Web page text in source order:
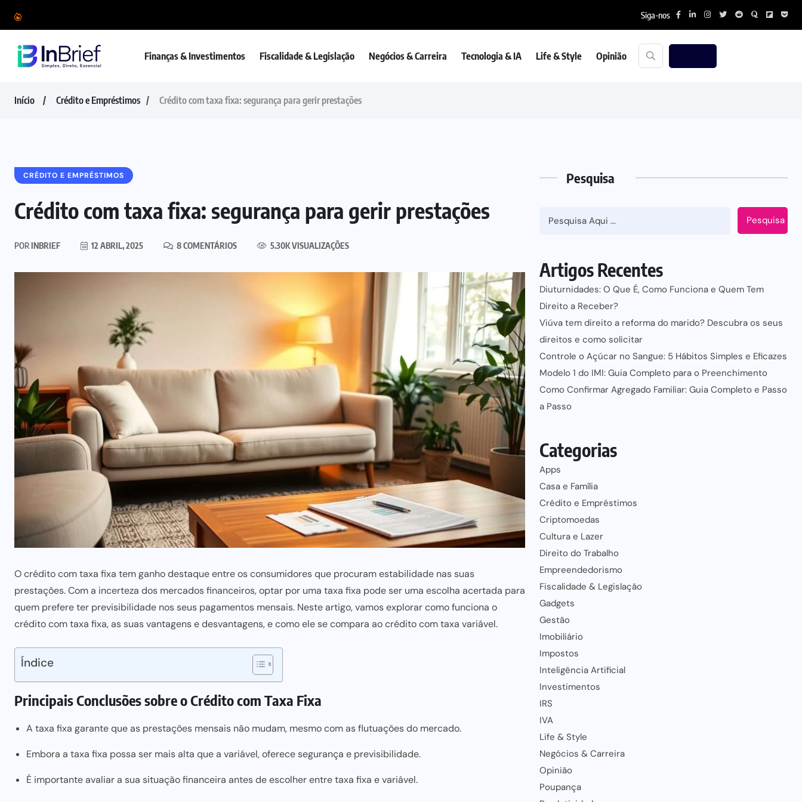
Siga-nos
Finanças & Investimentos Fiscalidade & Legislação Negócios & Carreira Tecnologia & IA Life & Style Opinião
Início Crédito e Empréstimos Crédito com taxa fixa: segurança para gerir prestações
CRÉDITO E EMPRÉSTIMOS
Crédito com taxa fixa: segurança para gerir prestações
PORINBRIEF 12 ABRIL, 2025 8 COMENTÁRIOS 5.30K VISUALIZAÇÕES
O crédito com taxa fixa tem ganho destaque entre os consumidores que procuram estabilidade nas suas
prestações. Com a incerteza dos mercados financeiros, optar por uma taxa fixa pode ser uma escolha acertada para
quem prefere ter previsibilidade nos seus pagamentos mensais. Neste artigo, vamos explorar como funciona o
crédito com taxa fixa, as suas vantagens e desvantagens, e como ele se compara ao crédito com taxa variável.
Índice
Principais Conclusões sobre o Crédito com Taxa Fixa
A taxa fixa garante que as prestações mensais não mudam, mesmo com as flutuações do mercado.
Embora a taxa fixa possa ser mais alta que a variável, oferece segurança e previsibilidade.
É importante avaliar a sua situação financeira antes de escolher entre taxa fixa e variável.
Pesquisa
Pesquisa
Artigos Recentes
Diuturnidades: O Que É, Como Funciona e Quem Tem
Direito a Receber?
Viúva tem direito a reforma do marido? Descubra os seus
direitos e como solicitar
Controle o Açúcar no Sangue: 5 Hábitos Simples e Eficazes
Modelo 1 do IMI: Guia Completo para o Preenchimento
Como Confirmar Agregado Familiar: Guia Completo e Passo
a Passo
Categorias
Apps
Casa e Família
Crédito e Empréstimos
Criptomoedas
Cultura e Lazer
Direito do Trabalho
Empreendedorismo
Fiscalidade & Legislação
Gadgets
Gestão
Imobiliário
Impostos
Inteligência Artificial
Investimentos
IRS
IVA
Life & Style
Negócios & Carreira
Opinião
Poupança